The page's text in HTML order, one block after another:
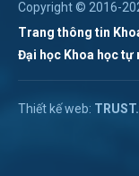
Copyright © 2016-
Trang thông tin
Đại học Khoa học tự
Thiết kế web: